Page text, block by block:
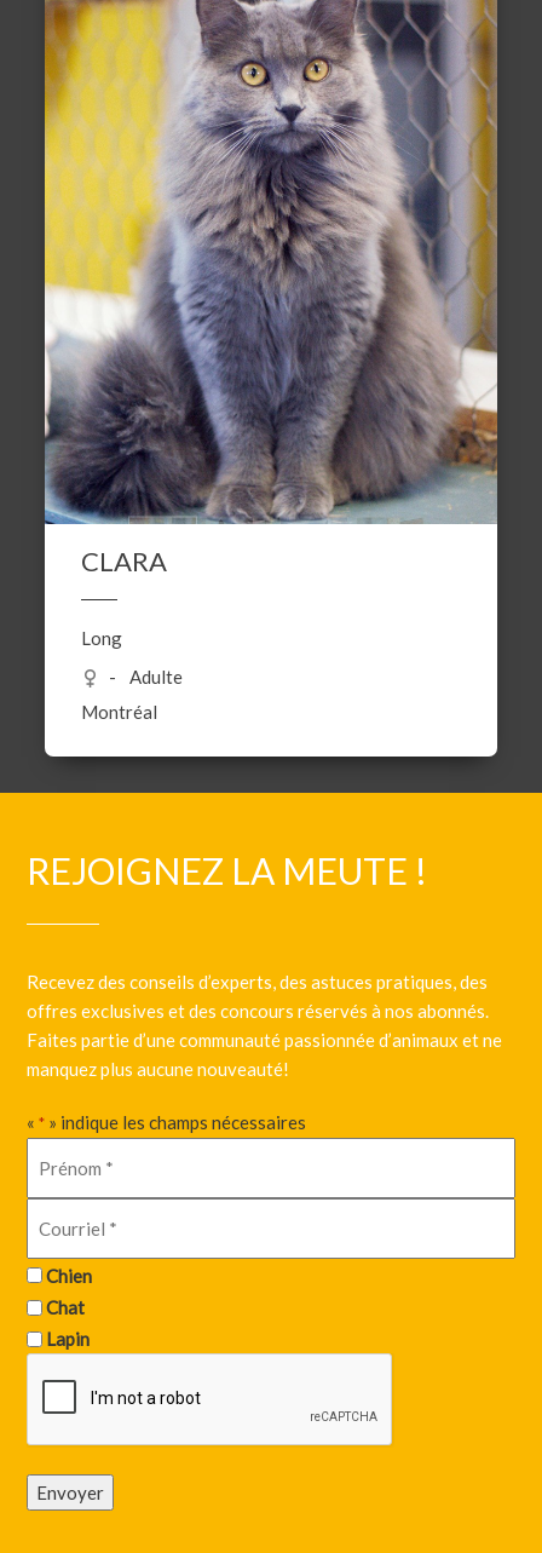
CLARA
Long
Adulte
Montréal
REJOIGNEZ LA MEUTE !
Recevez des conseils d’experts, des astuces pratiques, des
offres exclusives et des concours réservés à nos abonnés.
Faites partie d’une communauté passionnée d’animaux et ne
manquez plus aucune nouveauté!
«* » indique les champs nécessaires
Chien
Chat
Lapin
Envoyer